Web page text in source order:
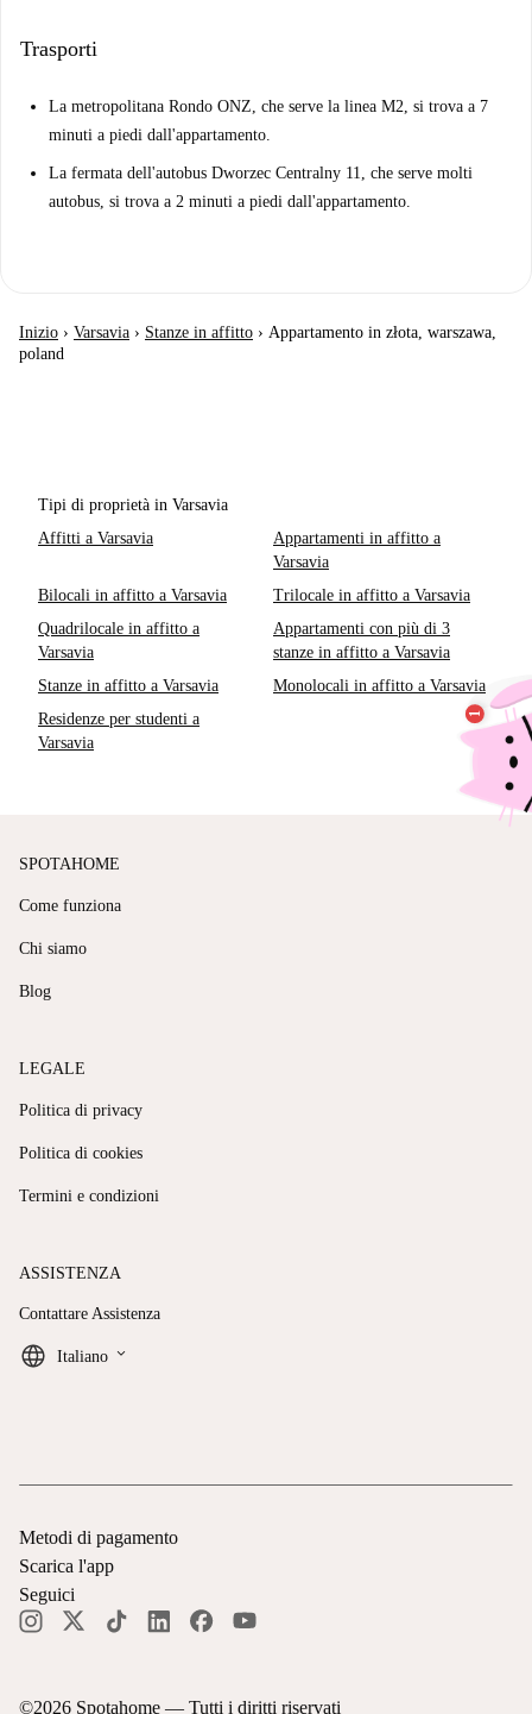
Trasporti
La metropolitana Rondo ONZ, che serve la linea M2, si trova a 7
minuti a piedi dall'appartamento.
La fermata dell'autobus Dworzec Centralny 11, che serve molti
autobus, si trova a 2 minuti a piedi dall'appartamento.
Inizio › Varsavia › Stanze in affitto › Appartamento in złota, warszawa,
poland
Tipi di proprietà in Varsavia
Affitti a Varsavia
Appartamenti in affitto a
Varsavia
Bilocali in affitto a Varsavia
Trilocale in affitto a Varsavia
Quadrilocale in affitto a
Varsavia
Appartamenti con più di 3
stanze in affitto a Varsavia
Stanze in affitto a Varsavia
Monolocali in affitto a Varsavia
Residenze per studenti a
Varsavia
SPOTAHOME
Come funziona
Chi siamo
Blog
LEGALE
Politica di privacy
Politica di cookies
Termini e condizioni
ASSISTENZA
Contattare Assistenza
Italiano keyboard_arrow_down
©2026 Spotahome — Tutti i diritti riservati
Metodi di pagamento
Scarica l'app
Seguici